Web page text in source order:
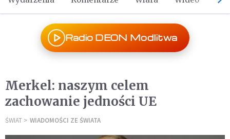
Radio DEON Modlitwa
Merkel: naszym celem
zachowanie jedności UE
ŚWIAT WIADOMOŚCI ZE ŚWIATA